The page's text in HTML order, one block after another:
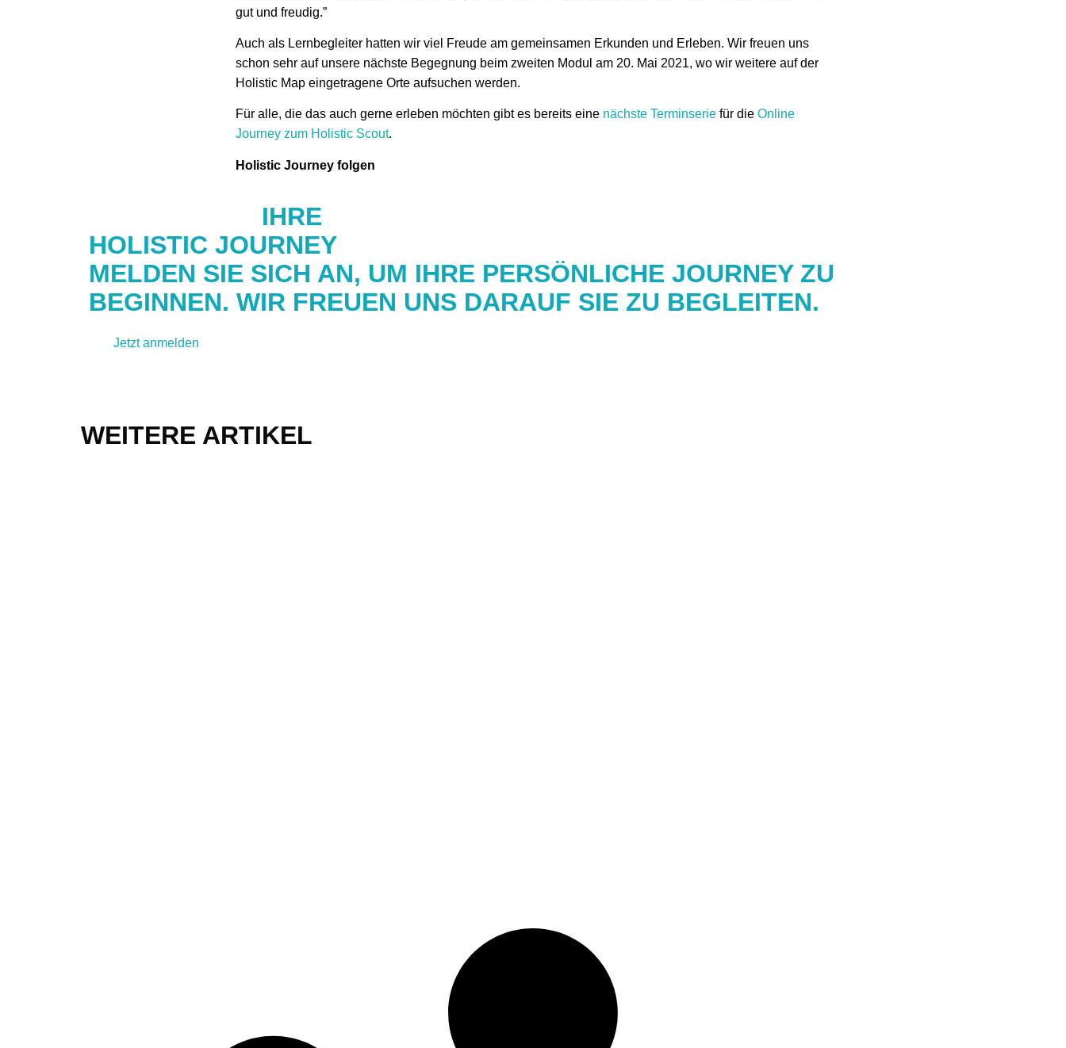
gut und freudig.”
Auch als Lernbegleiter hatten wir viel Freude am gemeinsamen Erkunden und Erleben. Wir freuen uns
schon sehr auf unsere nächste Begegnung beim zweiten Modul am 20. Mai 2021, wo wir weitere auf der
Holistic Map eingetragene Orte aufsuchen werden.
Für alle, die das auch gerne erleben möchten gibt es bereits eine nächste Terminserie für die Online
Journey zum Holistic Scout.
Holistic Journey folgen
IHRE
HOLISTIC JOURNEY
MELDEN SIE SICH AN, UM IHRE PERSÖNLICHE JOURNEY ZU
BEGINNEN. WIR FREUEN UNS DARAUF SIE ZU BEGLEITEN.
Jetzt anmelden
WEITERE ARTIKEL